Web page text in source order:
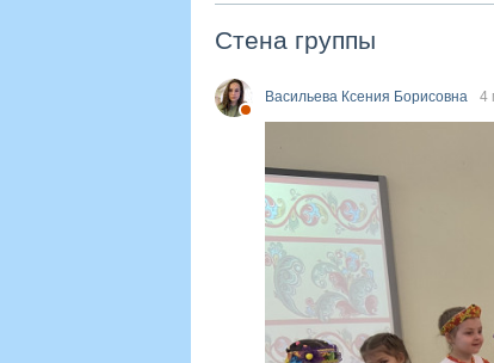
Стена группы
Васильева Ксения Борисовна 4